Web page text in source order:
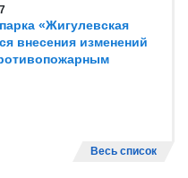
«Жигулевская
внесения изменений
Весь список